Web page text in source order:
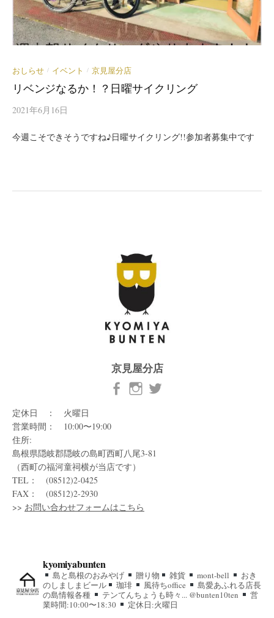
おしらせ / イベント / 京見屋分店
リベンジなるか！？日曜サイクリング
2021年6月16日
今週こそできそうですね♪日曜サイクリング!!参加者募集中です
京見屋分店
定休日 ： 火曜日
営業時間： 10:00〜19:00
住所:
島根県隠岐郡隠岐の島町西町八尾3-81
（西町の福河童祠横が当店です）
TEL： (08512)2-0425
FAX： (08512)2-2930
>> お問い合わせフォームはこちら
kyomiyabunten
島と島根のおみやげ 贈り物 雑貨 mont-bell
おき
のしましまビール
珈琲 風待ちoffice
島愛あふれる店長
の島情報各種
テンてんちょうも時々... @bunten10ten
営
業時間:10:00〜18:30
定休日:火曜日